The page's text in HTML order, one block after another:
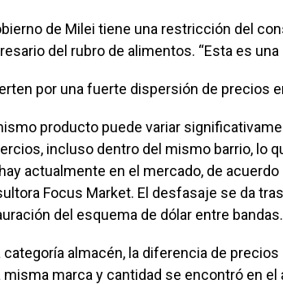
de Milei tiene una restricción del
del rubro de alimentos. “Esta es
por una fuerte dispersión de precios
producto puede variar
incluso dentro del mismo barrio, lo
actualmente en el mercado, de
Focus Market. El desfasaje se da
del esquema de dólar entre bandas.
categoría almacén, la diferencia de
misma marca y cantidad se encontró en el